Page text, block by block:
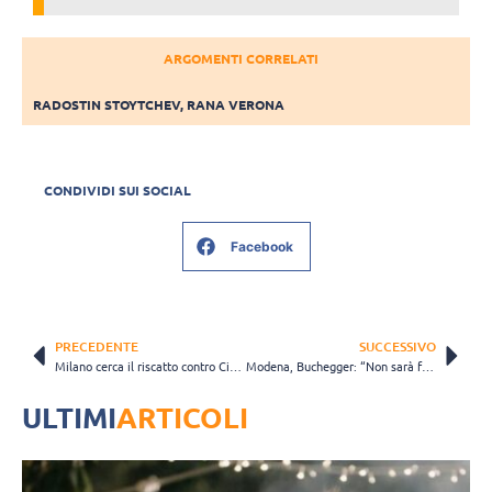
ARGOMENTI CORRELATI
RADOSTIN STOYTCHEV, RANA VERONA
CONDIVIDI SUI SOCIAL
Facebook
PRECEDENTE SUCCESSIVO
Modena, Buchegger: “Non sarà facile, ma contro Grottazzolina vogliamo vincere”
ULTIMIARTICOLI